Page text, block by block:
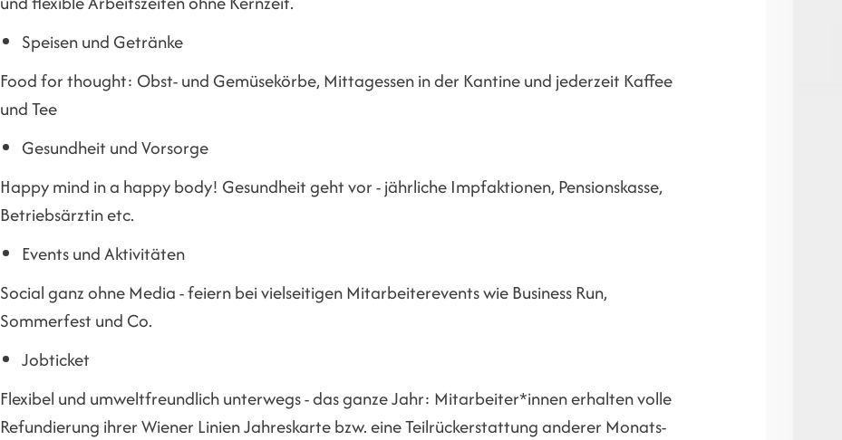
Speisen und Getränke
Food for thought: Obst- und Gemüsekörbe, Mittagessen in der Kantine und jederzeit Kaffee
und Tee
Gesundheit und Vorsorge
Happy mind in a happy body! Gesundheit geht vor - jährliche Impfaktionen, Pensionskasse,
Betriebsärztin etc.
Events und Aktivitäten
Social ganz ohne Media - feiern bei vielseitigen Mitarbeiterevents wie Business Run,
Sommerfest und Co.
Jobticket
Flexibel und umweltfreundlich unterwegs - das ganze Jahr: Mitarbeiter*innen erhalten volle
Refundierung ihrer Wiener Linien Jahreskarte bzw. eine Teilrückerstattung anderer Monats-